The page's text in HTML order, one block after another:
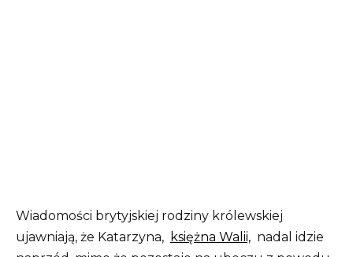
Wiadomości brytyjskiej rodziny królewskiej
ujawniają, że Katarzyna, księżna Walii, nadal idzie